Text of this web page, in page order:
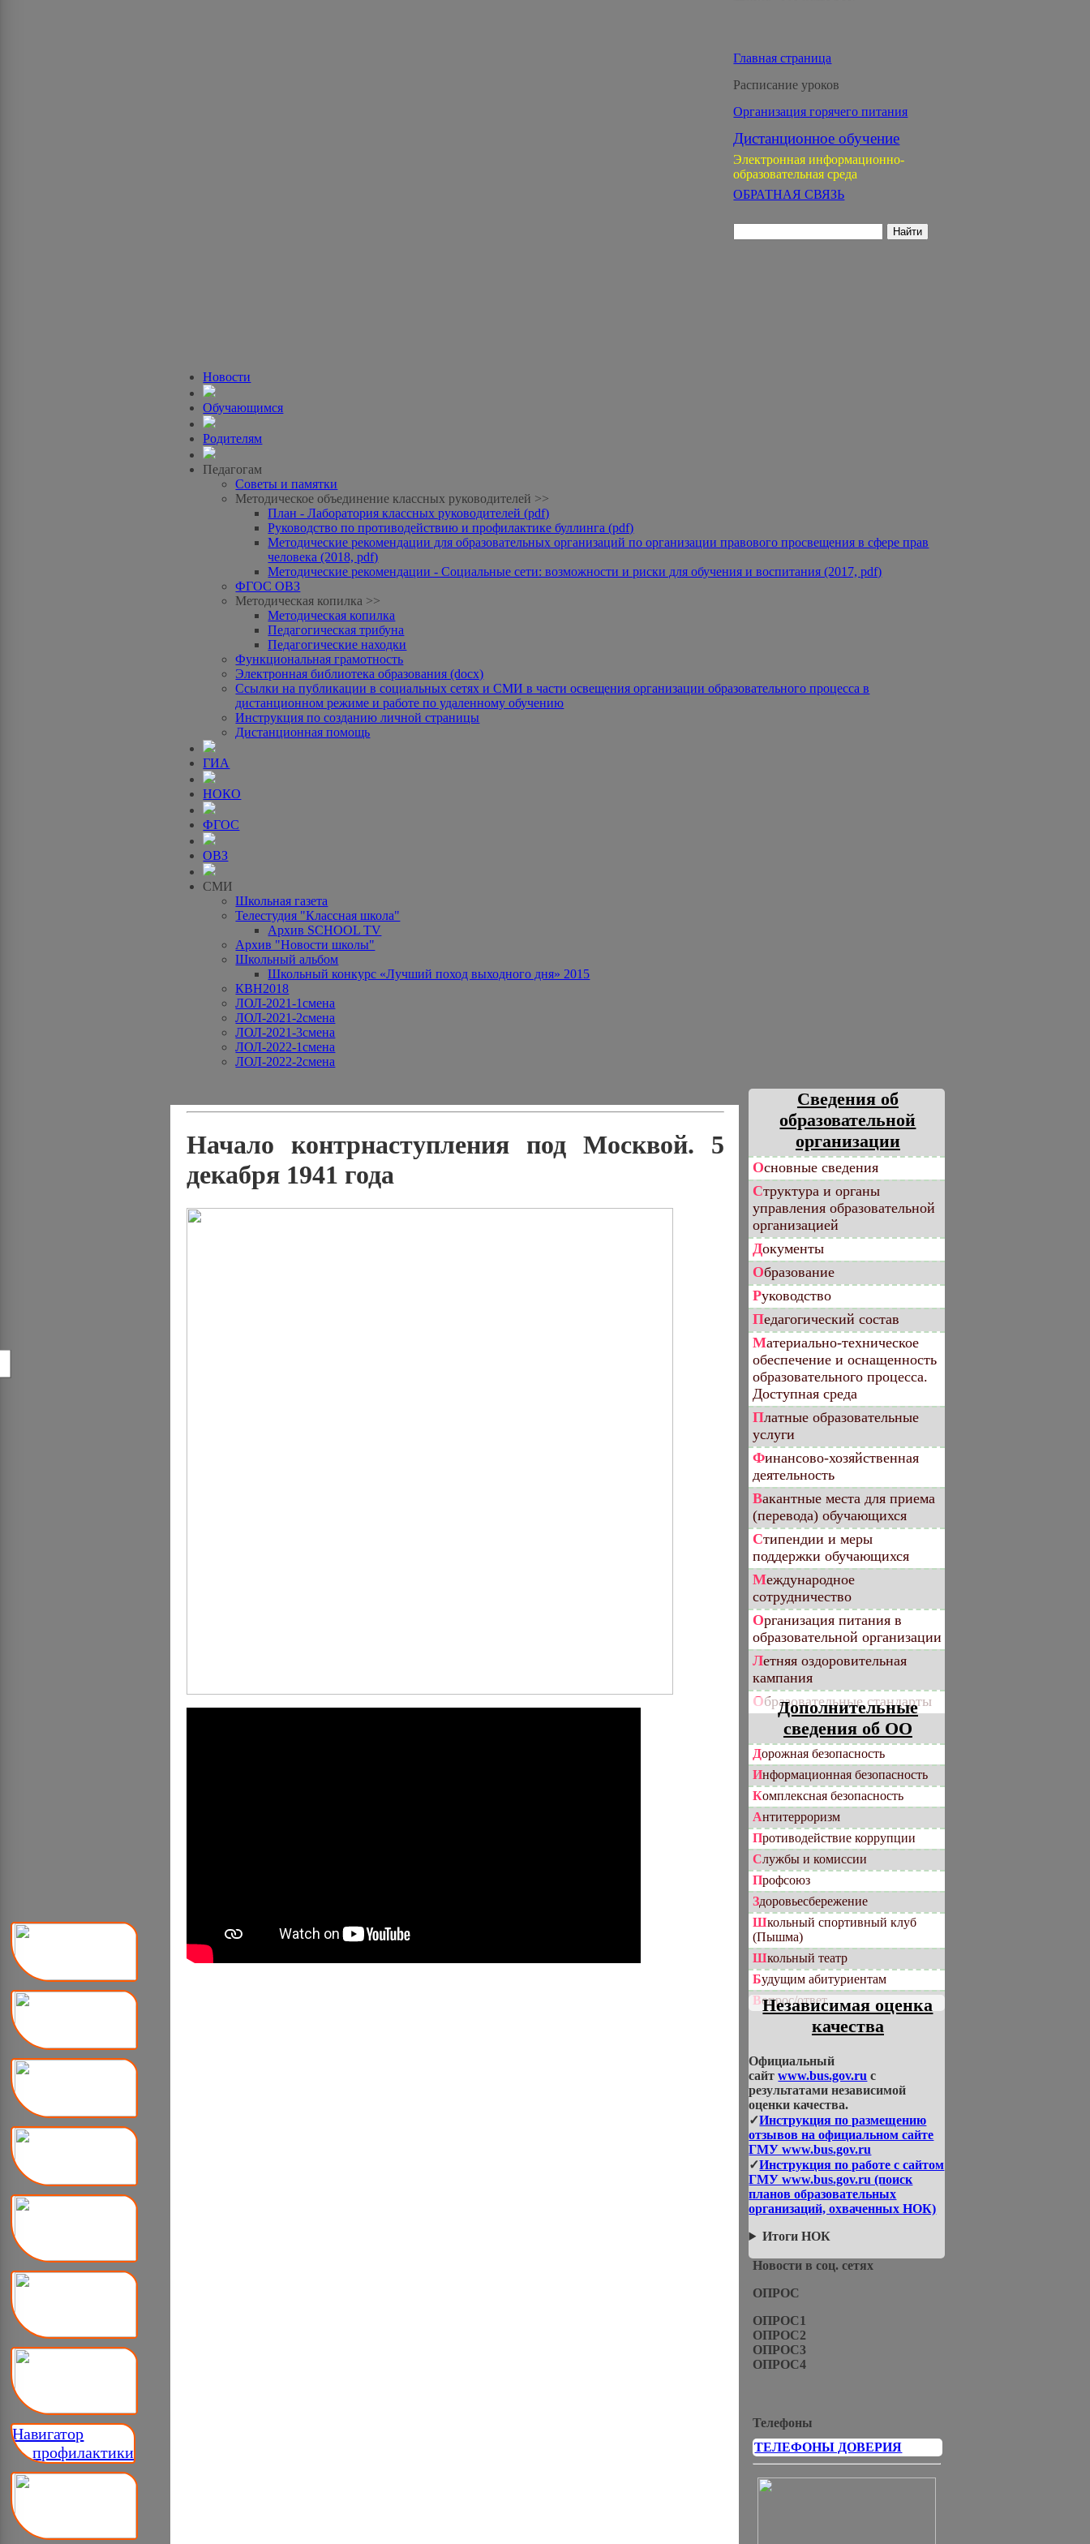
Навигатор
__ профилактики
Главная страница
Расписание уроков
Организация горячего питания
Дистанционное обучение
Электронная информационно-
образовательная среда
ОБРАТНАЯ СВЯЗЬ
Новости
Обучающимся
Родителям
Педагогам
Советы и памятки
Методическое объединение классных руководителей >>
План - Лаборатория классных руководителей (pdf)
Руководство по противодействию и профилактике буллинга (pdf)
Методические рекомендации для образовательных организаций по организации правового просвещения в сфере прав
человека (2018, pdf)
Методические рекомендации - Социальные сети: возможности и риски для обучения и воспитания (2017, pdf)
ФГОС ОВЗ
Методическая копилка >>
Методическая копилка
Педагогическая трибуна
Педагогические находки
Функциональная грамотность
Электронная библиотека образования (docx)
Ссылки на публикации в социальных сетях и СМИ в части освещения организации образовательного процесса в
дистанционном режиме и работе по удаленному обучению
Инструкция по созданию личной страницы
Дистанционная помощь
ГИА
НОКО
ФГОС
ОВЗ
СМИ
Школьная газета
Телестудия "Классная школа"
Архив SCHOOL TV
Архив "Новости школы"
Школьный альбом
Школьный конкурс «Лучший поход выходного дня» 2015
КВН2018
ЛОЛ-2021-1смена
ЛОЛ-2021-2смена
ЛОЛ-2021-3смена
ЛОЛ-2022-1смена
ЛОЛ-2022-2смена
Начало контрнаступления под Москвой. 5
декабря 1941 года
Сведения об
образовательной
организации
Основные сведения
Структура и органы
управления образовательной
организацией
Документы
Образование
Руководство
Педагогический состав
Материально-техническое
обеспечение и оснащенность
образовательного процесса.
Доступная среда
Платные образовательные
услуги
Финансово-хозяйственная
деятельность
Вакантные места для приема
(перевода) обучающихся
Стипендии и меры
поддержки обучающихся
Международное
сотрудничество
Организация питания в
образовательной организации
Летняя оздоровительная
кампания
Образовательные стандарты
Дополнительные
сведения об ОО
Дорожная безопасность
Информационная безопасность
Комплексная безопасность
Антитерроризм
Противодействие коррупции
Службы и комиссии
Профсоюз
Здоровьесбережение
Школьный спортивный клуб
(Пышма)
Школьный театр
Будущим абитуриентам
Вопрос/ответ
Независимая оценка
качества
Официальный
сайтwww.bus.gov.ru с
результатами независимой
оценки качества.
✓Инструкция по размещению
отзывов на официальном сайте
ГМУ www.bus.gov.ru
✓Инструкция по работе с сайтом
ГМУ www.bus.gov.ru (поиск
планов образовательных
организаций, охваченных НОК)
Итоги НОК
Новости в соц. сетях
ОПРОС
ОПРОС1
ОПРОС2
ОПРОС3
ОПРОС4
Телефоны
ТЕЛЕФОНЫ ДОВЕРИЯ